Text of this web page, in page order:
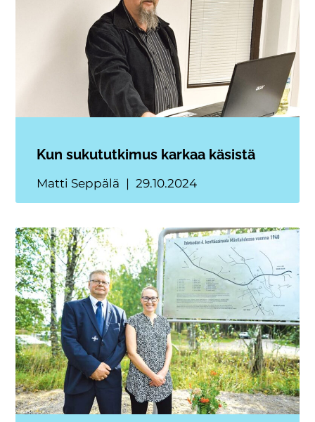
Kun sukututkimus karkaa käsistä
Matti Seppälä 29.10.2024